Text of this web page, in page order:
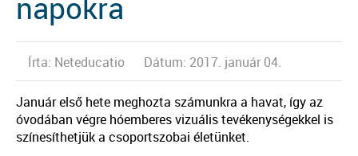
napokra
Írta: Neteducatio Dátum: 2017. január 04.
Január első hete meghozta számunkra a havat, így az
óvodában végre hóemberes vizuális tevékenységekkel is
színesíthetjük a csoportszobai életünket.